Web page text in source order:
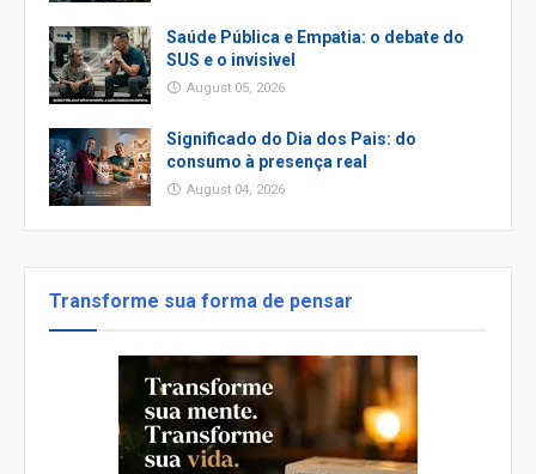
Saúde Pública e Empatia: o debate do
SUS e o invisivel
August 05, 2026
Significado do Dia dos Pais: do
consumo à presença real
August 04, 2026
Transforme sua forma de pensar